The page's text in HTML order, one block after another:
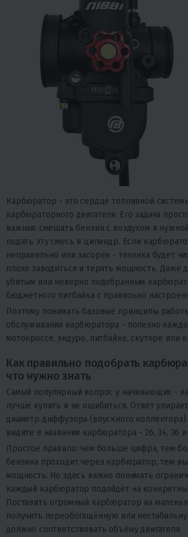
Карбюратор - это сердце топливной
карбюраторного двигателя. Его задача
важная: смешать бензин с воздухом в
подать эту смесь в цилиндр. Если
неправильно или засорён - техника будет
плохо заводиться и терять мощность. Даже
убитым или неверно подобранным
бюджетного питбайка с правильно
Поэтому понимать базовые принципы
обслуживания карбюратора - полезно
мотокроссе, эндуро, питбайке, скутере или
Как правильно подобрать
что нужно знать
Самый популярный вопрос у начинающих -
лучше купить и не ошибиться. Ответ
диаметр диффузора (впускного
видите в названии карбюратора - 26, 34, 36 и
Простое правило: чем больше цифра, тем
бензина проходит через карбюратор, тем
мощность. Но здесь важно понимать
каждый карбюратор подойдёт на
Поставить огромный карбюратор на
получить переобогащённую или
должно соответствовать объёму двигателя.